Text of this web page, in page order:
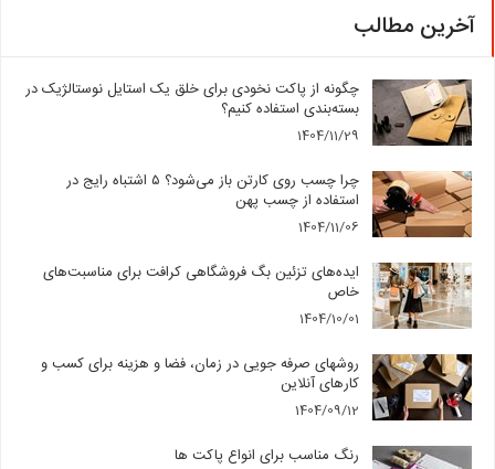
آخرین مطالب
چگونه از پاکت نخودی برای خلق یک استایل نوستالژیک در
بسته‌بندی استفاده کنیم؟
1404/11/29
چرا چسب روی کارتن باز می‌شود؟ ۵ اشتباه رایج در
استفاده از چسب پهن
1404/11/06
ایده‌های تزئین بگ فروشگاهی کرافت برای مناسبت‌های
خاص
1404/10/01
روشهای صرفه جویی در زمان، فضا و هزینه برای کسب و
کارهای آنلاین
1404/09/12
رنگ مناسب برای انواع پاکت ها